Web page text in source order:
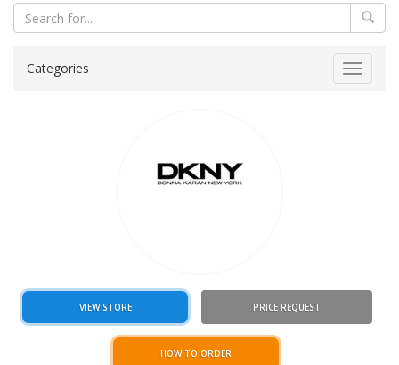
Toggle
Categories
VIEW STORE PRICE REQUEST
HOW TO ORDER